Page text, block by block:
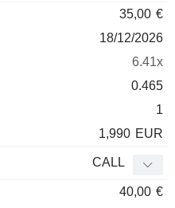
Parité
35,00 €
18/12/2026
6.41x
0.465
1
1,990 EUR
CALL
40,00 €